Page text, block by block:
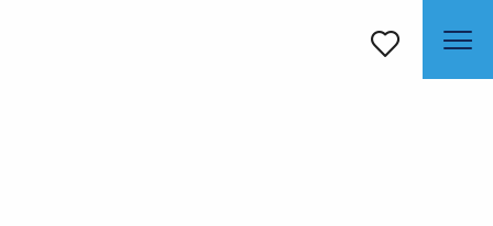
Voir les favoris